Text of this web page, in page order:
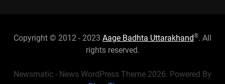
Copyright © 2012 - 2023 Aage Badhta Uttarakhand®. All
rights reserved.
Newsmatic - News WordPress Theme 2026. Powered By